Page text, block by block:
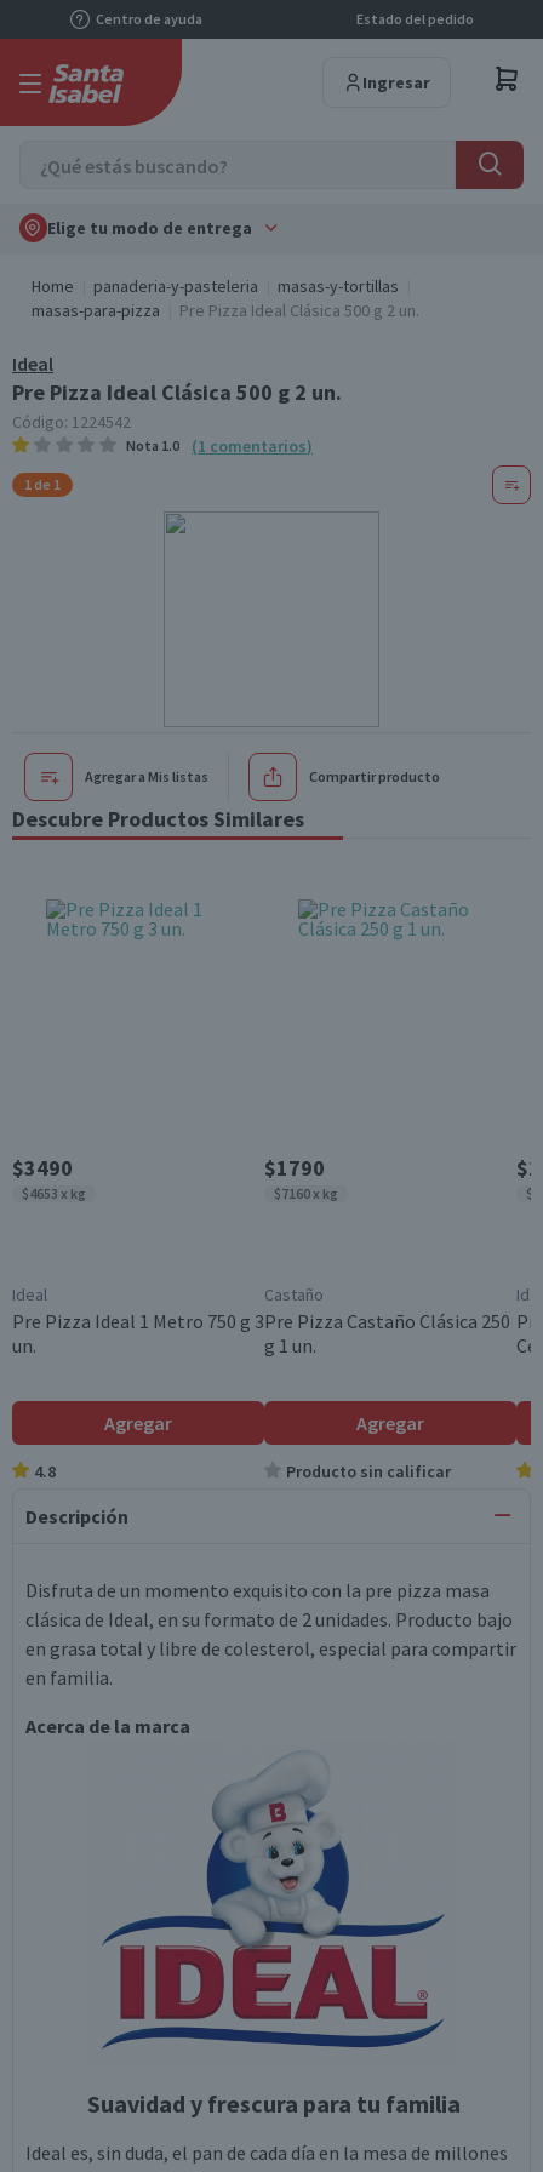
Centro de ayuda Estado del pedido
Ingresar
Elige tu modo de entrega
Home panaderia-y-pasteleria
masas-y-tortillas
masas-para-pizza
Pre Pizza Ideal Clásica 500 g 2 un.
Ideal
Pre Pizza Ideal Clásica 500 g 2 un.
Código: 1224542
Nota 1.0 (1 comentarios)
1 de 1
Agregar a Mis listas Compartir producto
Descubre Productos Similares
$3490
$4653 x kg
Ideal
Pre Pizza Ideal 1 Metro 750 g 3
un.
Agregar
4.8
$1790
$7160 x kg
Castaño
Pre Pizza Castaño Clásica 250
g 1 un.
Agregar
Producto sin calificar
Descripción
Disfruta de un momento exquisito con la pre pizza masa
clásica de Ideal, en su formato de 2 unidades. Producto bajo
en grasa total y libre de colesterol, especial para compartir
en familia.
Acerca de la marca
Suavidad y frescura para tu familia
Ideal es, sin duda, el pan de cada día en la mesa de millones